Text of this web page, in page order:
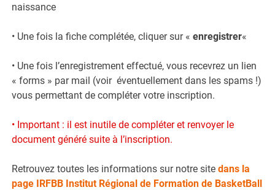
naissance
• Une fois la fiche complétée, cliquer sur «enregistrer«
• Une fois l’enregistrement effectué, vous recevrez un lien
« forms » par mail (voir éventuellement dans les spams !)
vous permettant de compléter votre inscription.
• Important : il est inutile de compléter et renvoyer le
document généré suite à l’inscription.
Retrouvez toutes les informations sur notre sitedans la
page IRFBB Institut Régional de Formation de BasketBall